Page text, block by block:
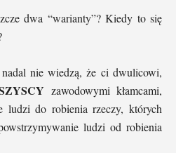
dwa “warianty”? Kiedy to się
nie wiedzą, że ci dwulicowi,
zawodowymi kłamcami,
ludzi do robienia rzeczy, których
ludzi od robienia